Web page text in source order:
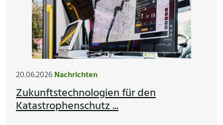
20.06.2026Nachrichten
Zukunftstechnologien für den
Katastrophenschutz ...